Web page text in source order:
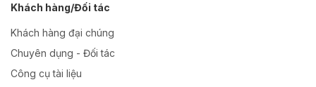
Khách hàng/Đối tác
Khách hàng đại chúng
Chuyên dụng - Đối tác
Công cụ tài liệu